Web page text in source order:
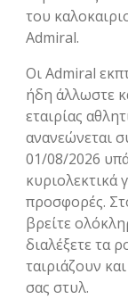
του
Admiral.
Οι Admiral
ήδη άλλωστε
εταιρίας
ανανεώνεται
01/08/2026
κυριολεκτικά
προσφορές.
βρείτε
διαλέξετε τα
ταιριάζουν
σας στυλ.